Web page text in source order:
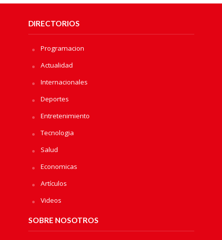
DIRECTORIOS
Programacion
Actualidad
Internacionales
Deportes
Entretenimiento
Tecnologia
Salud
Economicas
Artículos
Videos
SOBRE NOSOTROS